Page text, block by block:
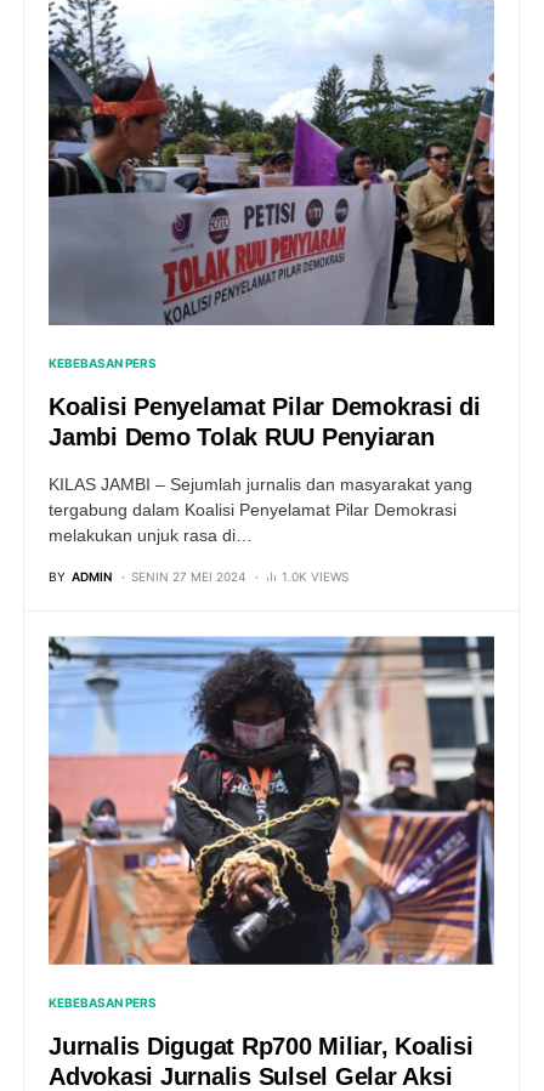
KEBEBASAN PERS
Koalisi Penyelamat Pilar Demokrasi di
Jambi Demo Tolak RUU Penyiaran
KILAS JAMBI – Sejumlah jurnalis dan masyarakat yang
tergabung dalam Koalisi Penyelamat Pilar Demokrasi
melakukan unjuk rasa di…
BY ADMIN SENIN 27 MEI 2024 1.0K VIEWS
KEBEBASAN PERS
Jurnalis Digugat Rp700 Miliar, Koalisi
Advokasi Jurnalis Sulsel Gelar Aksi